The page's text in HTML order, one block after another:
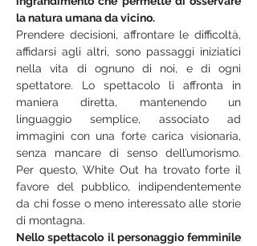
la natura umana da vicino.
Prendere decisioni, affrontare le difficoltà,
affidarsi agli altri, sono passaggi iniziatici
nella vita di ognuno di noi, e di ogni
spettatore. Lo spettacolo li affronta in
maniera diretta, mantenendo un
linguaggio semplice, associato ad
immagini con una forte carica visionaria,
senza mancare di senso dell’umorismo.
Per questo, White Out ha trovato forte il
favore del pubblico, indipendentemente
da chi fosse o meno interessato alle storie
di montagna.
Nello spettacolo il personaggio femminile